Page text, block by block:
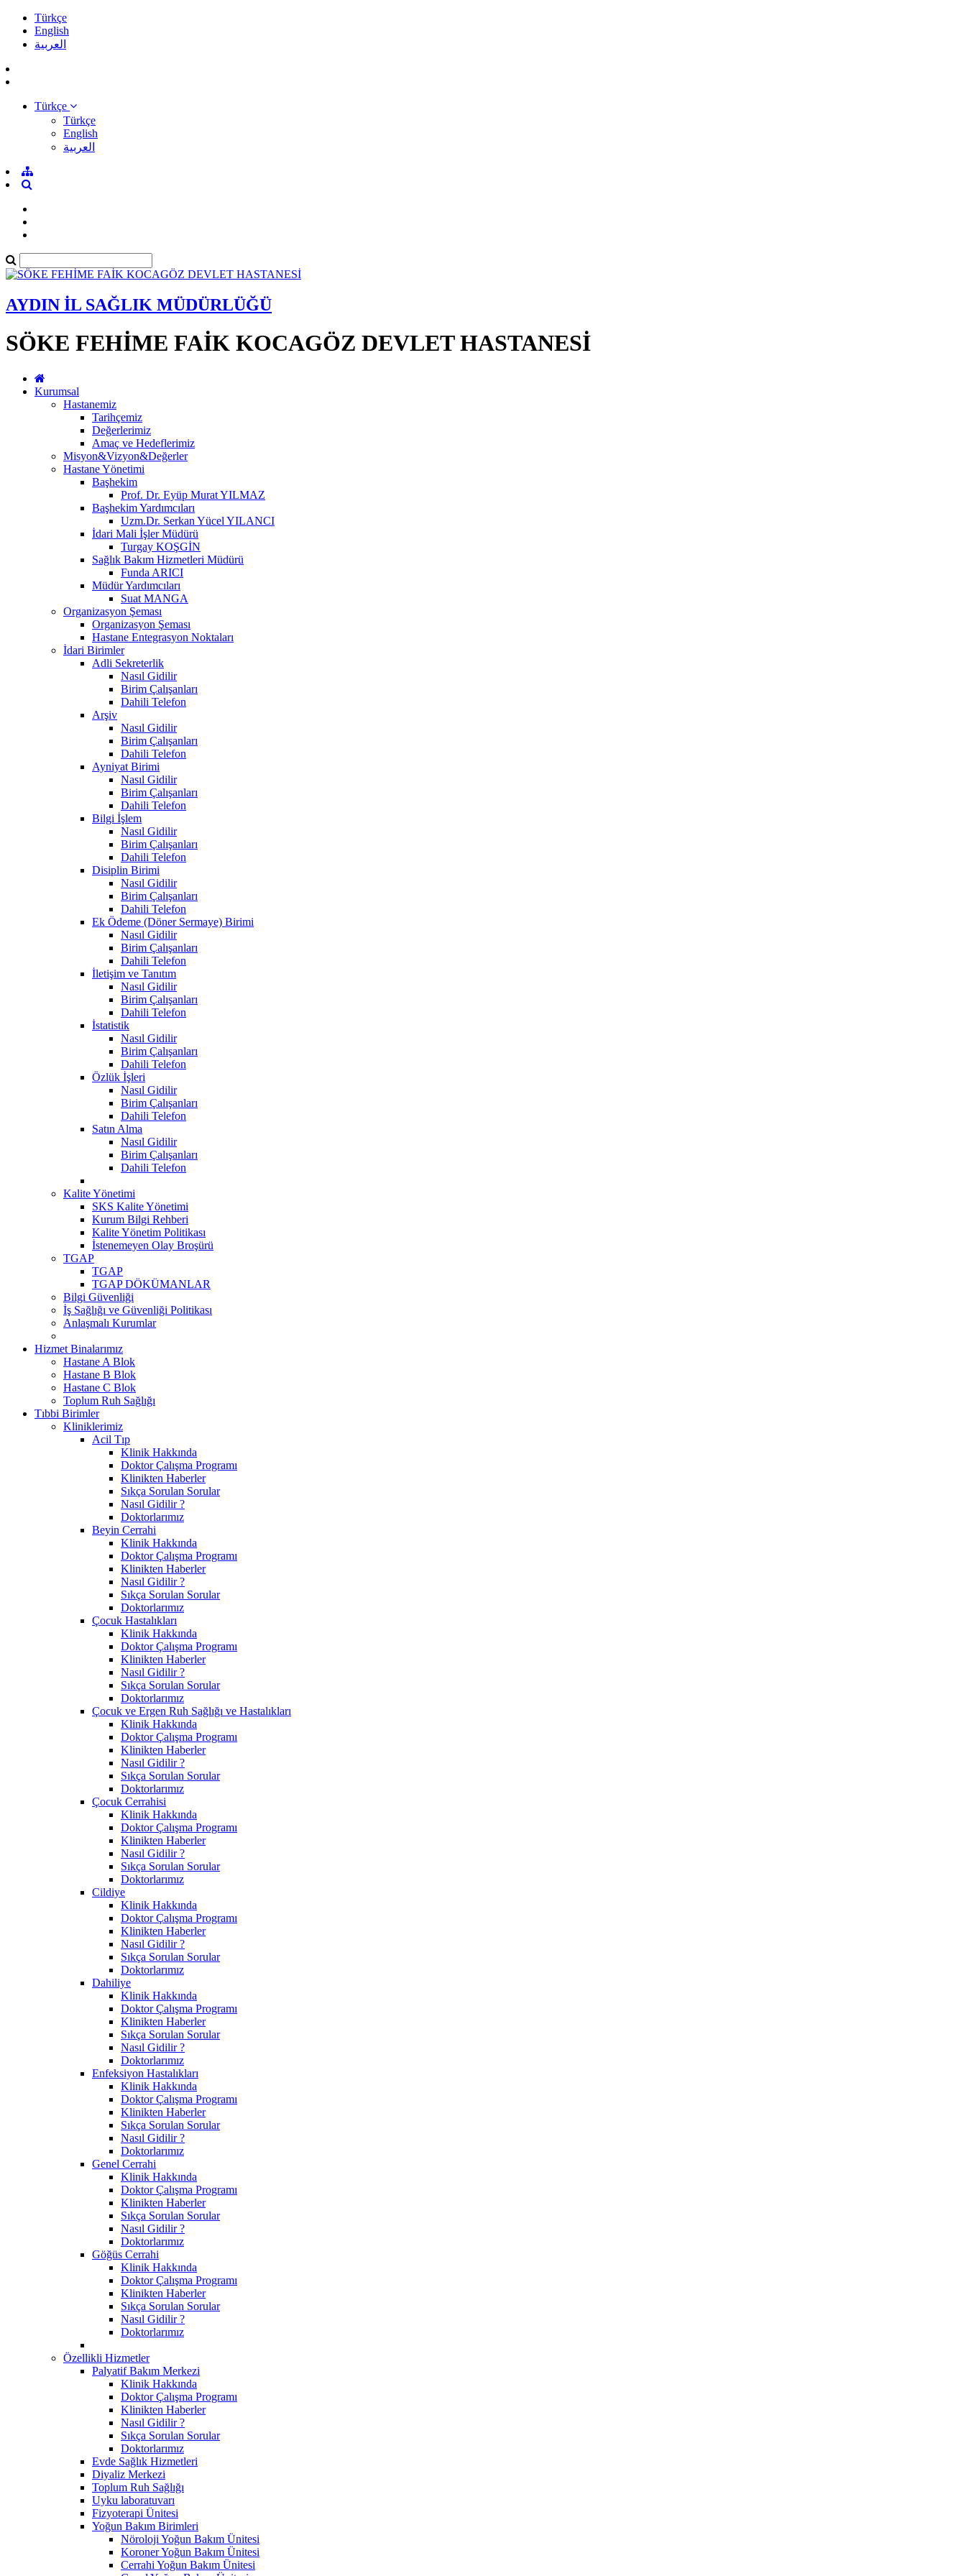
Türkçe
English
العربية
Türkçe
Türkçe
English
العربية
AYDIN İL SAĞLIK MÜDÜRLÜĞÜ
SÖKE FEHİME FAİK KOCAGÖZ DEVLET HASTANESİ
Kurumsal
Hastanemiz
Tarihçemiz
Değerlerimiz
Amaç ve Hedeflerimiz
Misyon&Vizyon&Değerler
Hastane Yönetimi
Başhekim
Prof. Dr. Eyüp Murat YILMAZ
Başhekim Yardımcıları
Uzm.Dr. Serkan Yücel YILANCI
İdari Mali İşler Müdürü
Turgay KOŞGİN
Sağlık Bakım Hizmetleri Müdürü
Funda ARICI
Müdür Yardımcıları
Suat MANGA
Organizasyon Şeması
Organizasyon Şeması
Hastane Entegrasyon Noktaları
İdari Birimler
Adli Sekreterlik
Nasıl Gidilir
Birim Çalışanları
Dahili Telefon
Arşiv
Nasıl Gidilir
Birim Çalışanları
Dahili Telefon
Ayniyat Birimi
Nasıl Gidilir
Birim Çalışanları
Dahili Telefon
Bilgi İşlem
Nasıl Gidilir
Birim Çalışanları
Dahili Telefon
Disiplin Birimi
Nasıl Gidilir
Birim Çalışanları
Dahili Telefon
Ek Ödeme (Döner Sermaye) Birimi
Nasıl Gidilir
Birim Çalışanları
Dahili Telefon
İletişim ve Tanıtım
Nasıl Gidilir
Birim Çalışanları
Dahili Telefon
İstatistik
Nasıl Gidilir
Birim Çalışanları
Dahili Telefon
Özlük İşleri
Nasıl Gidilir
Birim Çalışanları
Dahili Telefon
Satın Alma
Nasıl Gidilir
Birim Çalışanları
Dahili Telefon
Kalite Yönetimi
SKS Kalite Yönetimi
Kurum Bilgi Rehberi
Kalite Yönetim Politikası
İstenemeyen Olay Broşürü
TGAP
TGAP
TGAP DÖKÜMANLAR
Bilgi Güvenliği
İş Sağlığı ve Güvenliği Politikası
Anlaşmalı Kurumlar
Hizmet Binalarımız
Hastane A Blok
Hastane B Blok
Hastane C Blok
Toplum Ruh Sağlığı
Tıbbi Birimler
Kliniklerimiz
Acil Tıp
Klinik Hakkında
Doktor Çalışma Programı
Klinikten Haberler
Sıkça Sorulan Sorular
Nasıl Gidilir ?
Doktorlarımız
Beyin Cerrahi
Klinik Hakkında
Doktor Çalışma Programı
Klinikten Haberler
Nasıl Gidilir ?
Sıkça Sorulan Sorular
Doktorlarımız
Çocuk Hastalıkları
Klinik Hakkında
Doktor Çalışma Programı
Klinikten Haberler
Nasıl Gidilir ?
Sıkça Sorulan Sorular
Doktorlarımız
Çocuk ve Ergen Ruh Sağlığı ve Hastalıkları
Klinik Hakkında
Doktor Çalışma Programı
Klinikten Haberler
Nasıl Gidilir ?
Sıkça Sorulan Sorular
Doktorlarımız
Çocuk Cerrahisi
Klinik Hakkında
Doktor Çalışma Programı
Klinikten Haberler
Nasıl Gidilir ?
Sıkça Sorulan Sorular
Doktorlarımız
Cildiye
Klinik Hakkında
Doktor Çalışma Programı
Klinikten Haberler
Nasıl Gidilir ?
Sıkça Sorulan Sorular
Doktorlarımız
Dahiliye
Klinik Hakkında
Doktor Çalışma Programı
Klinikten Haberler
Sıkça Sorulan Sorular
Nasıl Gidilir ?
Doktorlarımız
Enfeksiyon Hastalıkları
Klinik Hakkında
Doktor Çalışma Programı
Klinikten Haberler
Sıkça Sorulan Sorular
Nasıl Gidilir ?
Doktorlarımız
Genel Cerrahi
Klinik Hakkında
Doktor Çalışma Programı
Klinikten Haberler
Sıkça Sorulan Sorular
Nasıl Gidilir ?
Doktorlarımız
Göğüs Cerrahi
Klinik Hakkında
Doktor Çalışma Programı
Klinikten Haberler
Sıkça Sorulan Sorular
Nasıl Gidilir ?
Doktorlarımız
Özellikli Hizmetler
Palyatif Bakım Merkezi
Klinik Hakkında
Doktor Çalışma Programı
Klinikten Haberler
Nasıl Gidilir ?
Sıkça Sorulan Sorular
Doktorlarımız
Evde Sağlık Hizmetleri
Diyaliz Merkezi
Toplum Ruh Sağlığı
Uyku laboratuvarı
Fizyoterapi Ünitesi
Yoğun Bakım Birimleri
Nöroloji Yoğun Bakım Ünitesi
Koroner Yoğun Bakım Ünitesi
Cerrahi Yoğun Bakım Ünitesi